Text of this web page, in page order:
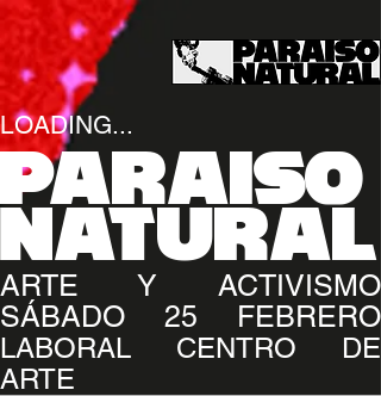
LOADING...
PARAISO
NATURAL
ARTE Y ACTIVISMO
SÁBADO 25 FEBRERO
LABORAL CENTRO DE
ARTE